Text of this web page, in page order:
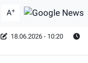
A+
18.06.2026 - 10:20